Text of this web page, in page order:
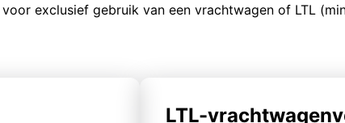
exclusief gebruik van een vrachtwagen of LTL
LTL-